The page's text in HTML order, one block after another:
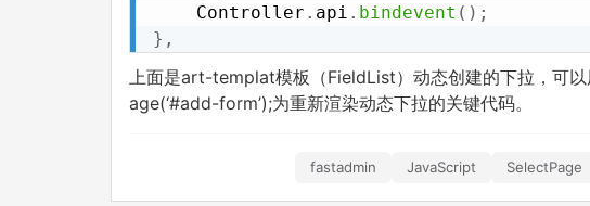
    Controller
. api . bindevent ( ) ;
} ,
上面是art-templat模板（FieldList）动态创建的下拉，可
age(‘#add-form’);为重新渲染动态下拉的关键代码。
fastadmin JavaScript SelectPage